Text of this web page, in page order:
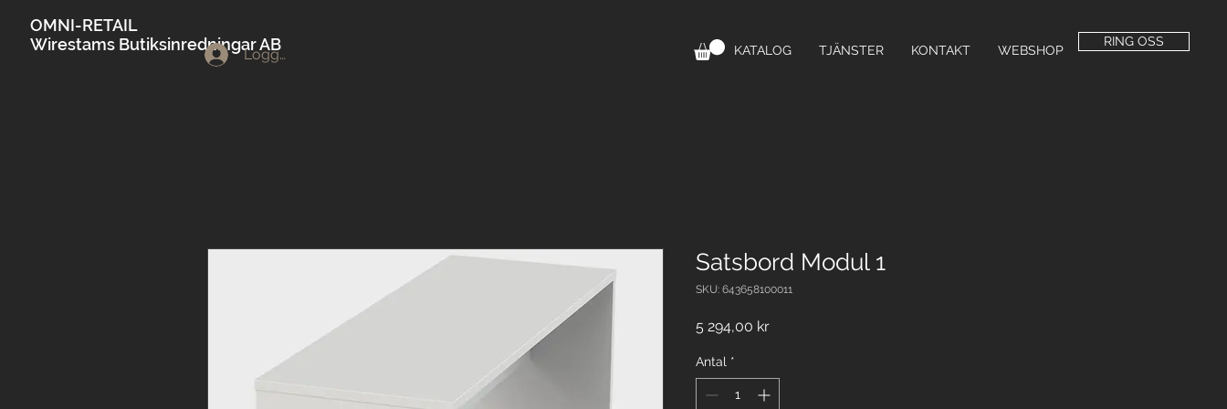
OMNI-RETAIL
Wirestams Butiksinredningar AB
Logga in KATALOG TJÄNSTER KONTAKT WEBSHOP
RING OSS
Satsbord Modul 1
SKU: 643658100011
5 294,00 krPris
Antal *